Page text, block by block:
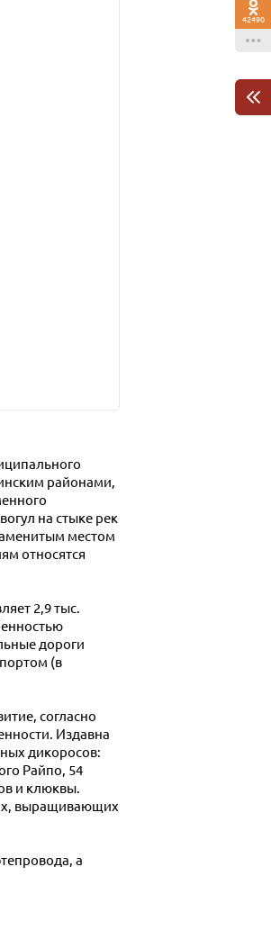
районами,
на стыке рек
местом
относятся
2,9 тыс.
дороги
(в
согласно
Издавна
дикоросов:
Райпо, 54
и клюквы.
выращивающих
а
42490